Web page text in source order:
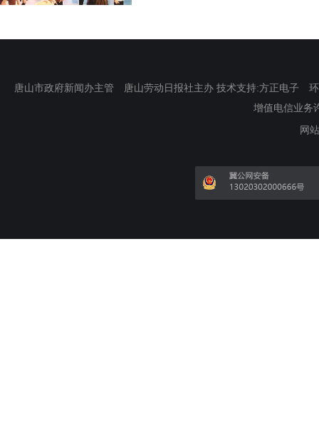
唐山市政府新闻办主管 唐山劳动日报社主办 技术支持:方正电子
增值电信业务
网